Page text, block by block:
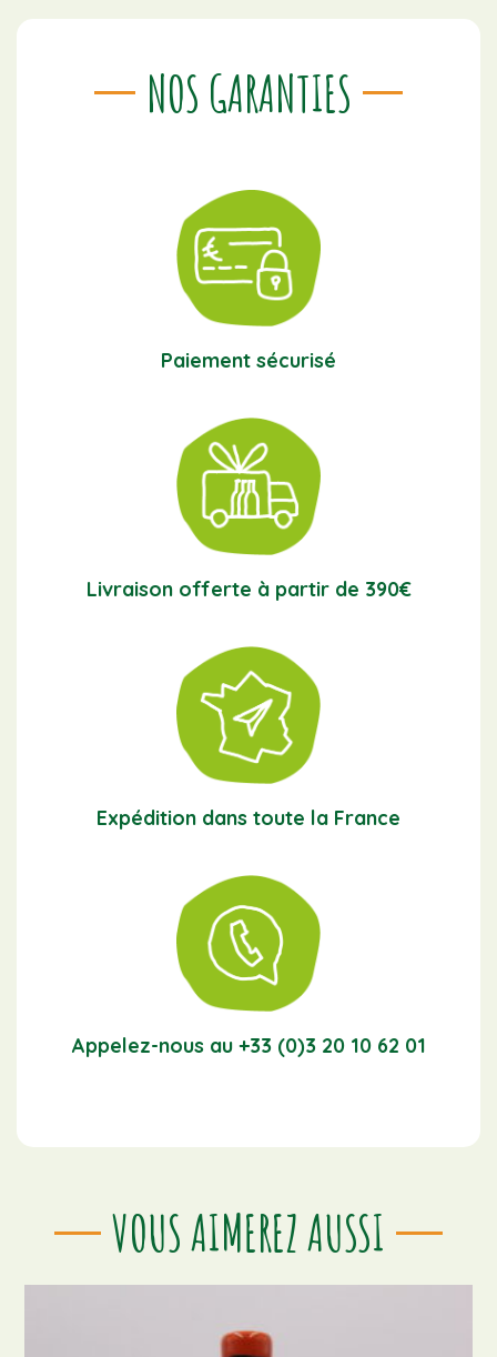
NOS GARANTIES
Paiement sécurisé
Livraison offerte à partir de 390€
Expédition dans toute la France
Appelez-nous au +33 (0)3 20 10 62 01
VOUS AIMEREZ AUSSI